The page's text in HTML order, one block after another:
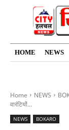
HOME NEWS
Home NEWS
वारंटियों...
NEWS BOKARO